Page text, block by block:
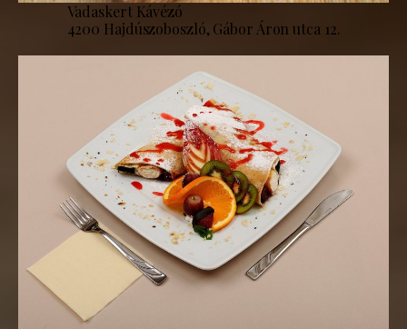
Vadaskert Kávézó
4200 Hajdúszoboszló, Gábor Áron utca 12.